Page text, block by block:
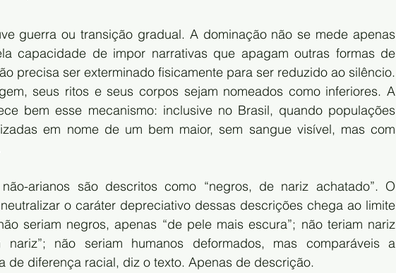
guerra ou transição gradual. A dominação não se mede apenas
capacidade de impor narrativas que apagam outras formas de
precisa ser exterminado fisicamente para ser reduzido ao silêncio.
seus ritos e seus corpos sejam nomeados como inferiores. A
bem esse mecanismo: inclusive no Brasil, quando populações
em nome de um bem maior, sem sangue visível, mas com
arianos são descritos como “negros, de nariz achatado”. O
o caráter depreciativo dessas descrições chega ao limite
seriam negros, apenas “de pele mais escura”; não teriam nariz
nariz”; não seriam humanos deformados, mas comparáveis a
de diferença racial, diz o texto. Apenas de descrição.